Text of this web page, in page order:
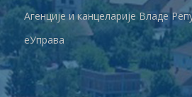
Агенције и канцеларије Владе
еУправа